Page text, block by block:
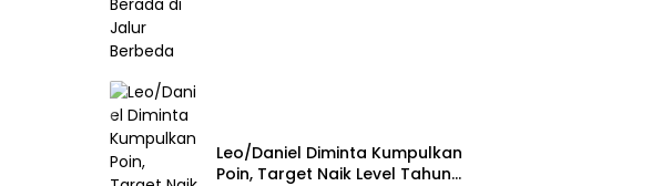
Leo/Daniel Diminta Kumpulkan
Poin, Target Naik Level Tahun